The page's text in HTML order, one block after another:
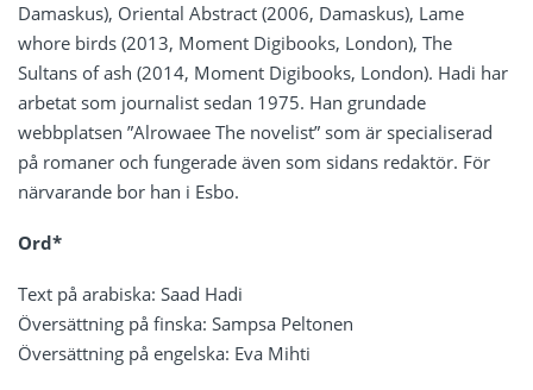
Damaskus), Oriental Abstract (2006, Damaskus), Lame
whore birds (2013, Moment Digibooks, London), The
Sultans of ash (2014, Moment Digibooks, London). Hadi har
arbetat som journalist sedan 1975. Han grundade
webbplatsen ”Alrowaee The novelist” som är specialiserad
på romaner och fungerade även som sidans redaktör. För
närvarande bor han i Esbo.
Ord*
Text på arabiska: Saad Hadi
Översättning på finska: Sampsa Peltonen
Översättning på engelska: Eva Mihti